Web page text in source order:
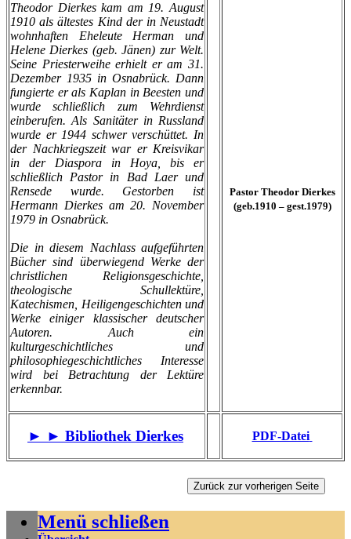
Theodor Dierkes kam am 19. August
1910 als ältestes Kind der in Neustadt
wohnhaften Eheleute Herman und
Helene Dierkes (geb. Jänen) zur Welt.
Seine Priesterweihe erhielt er am 31.
Dezember 1935 in Osnabrück. Dann
fungierte er als Kaplan in Beesten und
wurde schließlich zum Wehrdienst
einberufen. Als Sanitäter in Russland
wurde er 1944 schwer verschüttet. In
der Nachkriegszeit war er Kreisvikar
in der Diaspora in Hoya, bis er
schließlich Pastor in Bad Laer und
Rensede wurde. Gestorben ist
Hermann Dierkes am 20. November
1979 in Osnabrück.
Die in diesem Nachlass aufgeführten
Bücher sind überwiegend Werke der
christlichen Religionsgeschichte,
theologische Schullektüre,
Katechismen, Heiligengeschichten und
Werke einiger klassischer deutscher
Autoren. Auch ein
kulturgeschichtliches und
philosophiegeschichtliches Interesse
wird bei Betrachtung der Lektüre
erkennbar.
Pastor Theodor Dierkes
(geb.1910 – gest.1979)
► ► Bibliothek Dierkes PDF-Datei
Menü schließen